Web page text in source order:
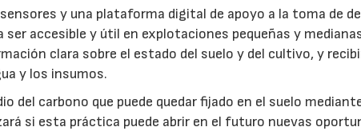
y una plataforma digital de apoyo a la toma de
accesible y útil en explotaciones pequeñas y
clara sobre el estado del suelo y del cultivo, y
y los insumos.
del carbono que puede quedar fijado en el suelo
si esta práctica puede abrir en el futuro nuevas